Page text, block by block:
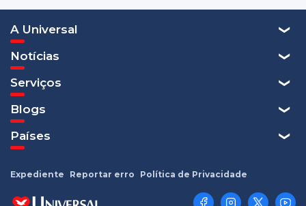
A Universal
Notícias
Serviços
Blogs
Países
Expediente Reportar erro Política de Privacidade